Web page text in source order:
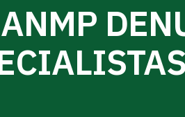
ANMP